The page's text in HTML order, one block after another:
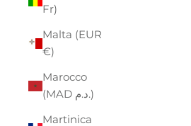
Fr)
Malta (EUR
€)
Marocco
(MAD د.م.)
Martinica